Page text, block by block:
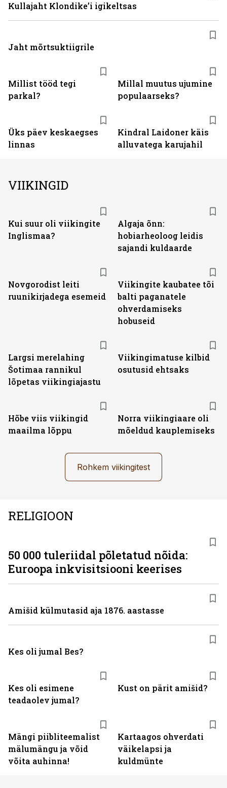
Millist tööd tegi
parkal?
Millal muutus ujumine
populaarseks?
Üks päev keskaegses
linnas
Kindral Laidoner käis
alluvatega karujahil
Kullajaht Klondike’i igikeltsas
Jaht mõrtsuktiigrile
VIIKINGID
Kui suur oli viikingite
Inglismaa?
Algaja õnn:
hobiarheoloog leidis
sajandi kuldaarde
Novgorodist leiti
ruunikirjadega esemeid
Viikingite kaubatee tõi
balti paganatele
ohverdamiseks
hobuseid
Largsi merelahing
Šotimaa rannikul
lõpetas viikingiajastu
Viikingimatuse kilbid
osutusid ehtsaks
Hõbe viis viikingid
maailma lõppu
Norra viikingiaare oli
mõeldud kauplemiseks
Rohkem viikingitest
RELIGIOON
Kes oli esimene
teadaolev jumal?
Kust on pärit amišid?
Mängi piibliteemalist
mälumängu ja võid
võita auhinna!
Kartaagos ohverdati
väikelapsi ja
kuldmünte
50 000 tuleriidal põletatud nõida:
Euroopa inkvisitsiooni keerises
Amišid külmutasid aja 1876. aastasse
Kes oli jumal Bes?